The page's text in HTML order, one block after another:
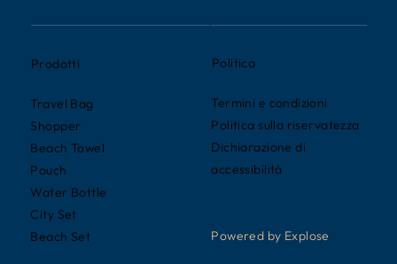
Prodotti
Travel Bag
Shopper
Beach Towel
Pouch
Water Bottle
City Set
Beach Set
Politica
Termini e condizioni
Politica sulla riservatezza
Dichiarazione di
accessibilità
Powered by Explose